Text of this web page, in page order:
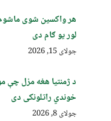
هر واکسین شوی
لور یو ګام دی
جولای 15, 2026
د ژمنتیا هغه مزل چې
خوندي راتلونکی دی
جولای 8, 2026